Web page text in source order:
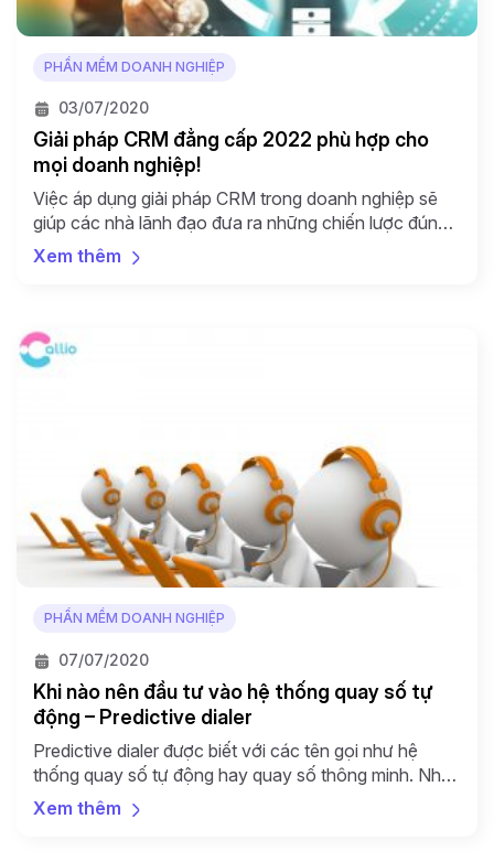
PHẦN MỀM DOANH NGHIỆP
03/07/2020
Giải pháp CRM đẳng cấp 2022 phù hợp cho
mọi doanh nghiệp!
Việc áp dụng giải pháp CRM trong doanh nghiệp sẽ
giúp các nhà lãnh đạo đưa ra những chiến lược đúng
đắn và hiệu quả hơn trong việc quản trị hoạt động
kinh doanh của mình. Cũng giống như các nền tảng
Xem thêm
PHẦN MỀM DOANH NGHIỆP
07/07/2020
Khi nào nên đầu tư vào hệ thống quay số tự
động – Predictive dialer
Predictive dialer được biết với các tên gọi như hệ
thống quay số tự động hay quay số thông minh. Nhờ
có predictive dialer mà đội ngũ bán hàng có thể đạt
được nhiều doanh số hơn, tiếp cận đối tượng rộng
Xem thêm